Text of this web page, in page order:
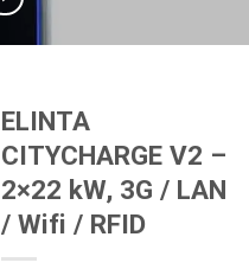
ELINTA
CITYCHARGE V2 –
2×22 kW, 3G / LAN
/ Wifi / RFID